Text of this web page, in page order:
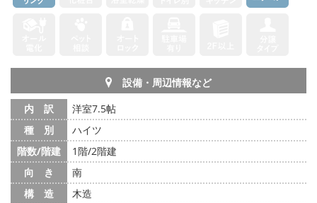
設備・周辺情報など
内 訳
洋室7.5帖
種 別
ハイツ
階数/階建
1階/2階建
向 き
南
構 造
木造